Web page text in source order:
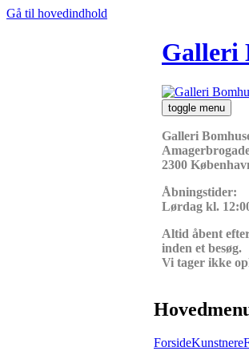
Gå til hovedindhold
Galleri
toggle menu
Galleri
2300
Åbningstider:
Lørdag kl.
Altid åbent
inden et besøg.
Vi tager ikke
ForsideKunstnere